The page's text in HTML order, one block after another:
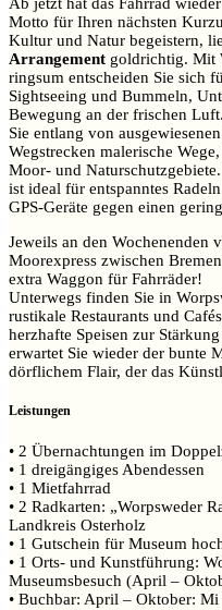
Motto für Ihren nächsten
Kultur und Natur begeistern,
Arrangement goldrichtig. Mit
ringsum entscheiden Sie sich
Sightseeing und Bummeln,
Bewegung an der frischen
Sie entlang von
Wegstrecken malerische
Moor- und
ist ideal für entspanntes
GPS-Geräte gegen einen
Jeweils an den Wochenenden
Moorexpress zwischen
extra Waggon für Fahrräder!
Unterwegs finden Sie in
rustikale Restaurants und
herzhafte Speisen zur
erwartet Sie wieder der bunte
dörflichem Flair, der das
Leistungen
• 2 Übernachtungen im
• 1 dreigängiges Abendessen
• 1 Mietfahrrad
• 2 Radkarten: „Worpsweder
Landkreis Osterholz
• 1 Gutschein für Museum
• 1 Orts- und Kunstführung:
Museumsbesuch (April –
• Buchbar: April – Oktober: